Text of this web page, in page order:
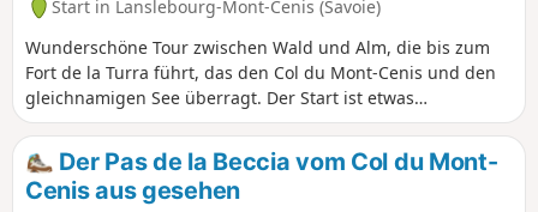
Start in Lanslebourg-Mont-Cenis (Savoie)
Wunderschöne Tour zwischen Wald und Alm, die bis zum
Fort de la Turra führt, das den Col du Mont-Cenis und den
gleichnamigen See überragt. Der Start ist etwas
anspruchsvoll, bietet aber ein herrliches Panorama. Auf
dem Rückweg kann man die Weiden am
gegenüberliegenden Hang und die Pisten genießen. Das
macht Lust darauf, im Winter die Skier anzuschnallen.
Der Pas de la Beccia vom Col du Mont-
Cenis aus gesehen